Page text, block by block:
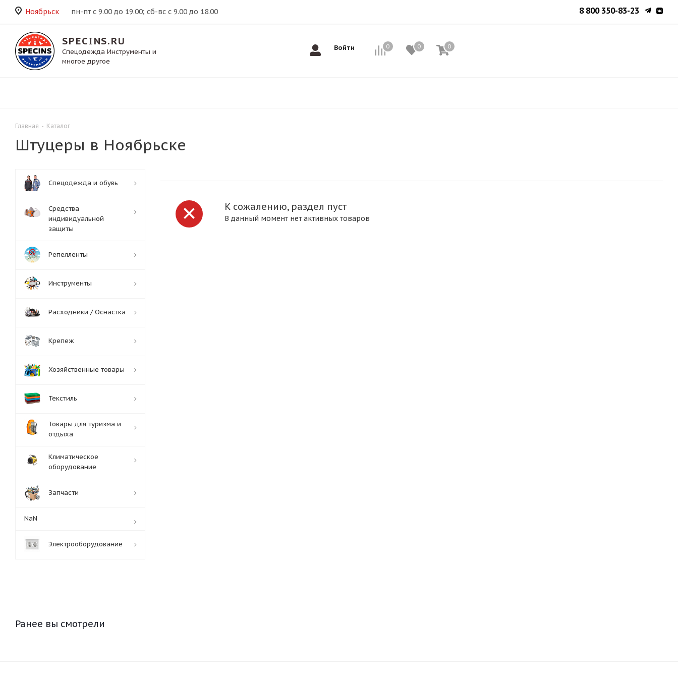
Ноябрьск пн-пт с 9.00 до 19.00; сб-вс с 9.00 до 18.00 8 800 350-83-23
SPECINS.RU
Спецодежда Инструменты и
многое другое
Войти 0 0 0
0
Главная - Каталог
Штуцеры в Ноябрьске
К сожалению, раздел пуст
В данный момент нет активных товаров
Спецодежда и обувь
Средства
индивидуальной
защиты
Репелленты
Инструменты
Расходники / Оснастка
Крепеж
Хозяйственные товары
Текстиль
Товары для туризма и
отдыха
Климатическое
оборудование
Запчасти
NaN
Электрооборудование
Ранее вы смотрели